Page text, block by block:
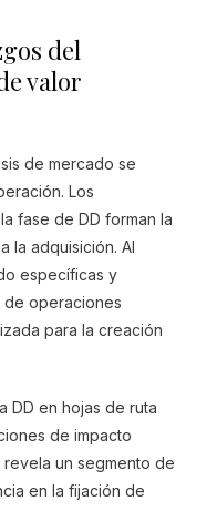
del
valor
de mercado se
Los
fase de DD forman la
la adquisición. Al
específicas y
operaciones
para la creación
DD en hojas de ruta
de impacto
un segmento de
en la fijación de